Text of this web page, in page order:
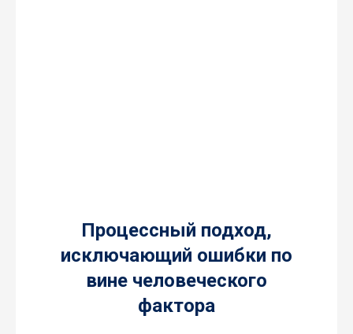
Процессный подход,
исключающий ошибки по
вине человеческого
фактора